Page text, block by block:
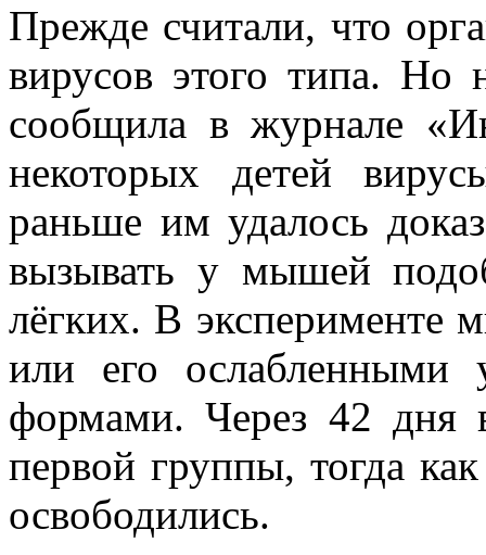
Прежде считали, что
вирусов этого типа. Но
сообщила в журнале
некоторых детей
раньше им удалось
вызывать у мышей
лёгких. В
или его ослабленными
формами. Через 42 дня
первой группы, тогда
освободились.